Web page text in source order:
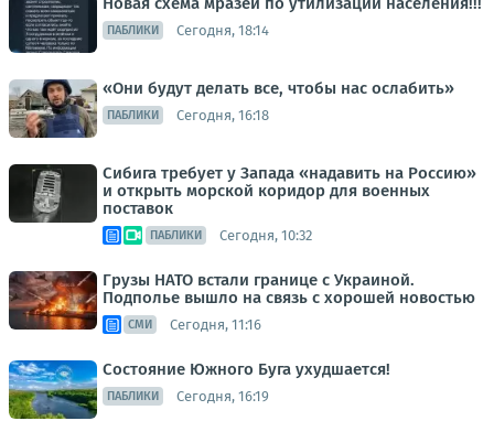
ПАБЛИКИ Сегодня, 18:14
«Они будут делать все, чтобы нас ослабить»
ПАБЛИКИ Сегодня, 16:18
Сибига требует у Запада «надавить на Россию»
и открыть морской коридор для военных
поставок
ПАБЛИКИ Сегодня, 10:32
Грузы НАТО встали границе с Украиной.
Подполье вышло на связь с хорошей новостью
СМИ Сегодня, 11:16
Состояние Южного Буга ухудшается!
ПАБЛИКИ Сегодня, 16:19